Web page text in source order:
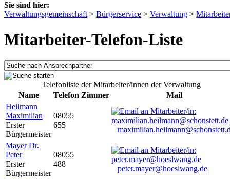
Sie sind hier:
Verwaltungsgemeinschaft > Bürgerservice > Verwaltung >
Mitarbeiter-Telefon-Liste
Telefonliste der Mitarbeiter/innen der Verwaltung
Name
Telefon Zimmer
Mail
Heilmann
Maximilian
Erster
Bürgermeister
08055
655
Mayer Dr.
Peter
Erster
Bürgermeister
08055
488
peter.mayer@hoeslwang.de